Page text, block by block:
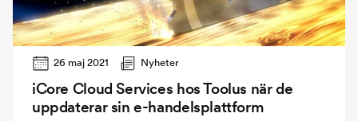
26 maj 2021 Nyheter
iCore Cloud Services hos Toolus när de
uppdaterar sin e-handelsplattform